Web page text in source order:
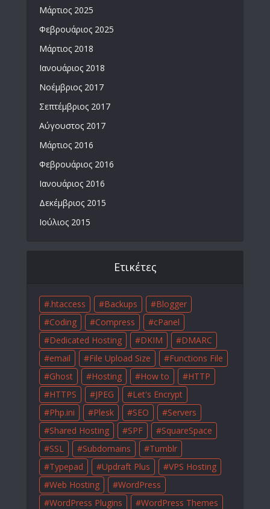
Μάρτιος 2025
Φεβρουάριος 2025
Μάρτιος 2018
Ιανουάριος 2018
Νοέμβριος 2017
Σεπτέμβριος 2017
Αύγουστος 2017
Μάρτιος 2016
Φεβρουάριος 2016
Ιανουάριος 2016
Δεκέμβριος 2015
Ιούλιος 2015
Ετικέτες
.htaccess Backups
Blogger
Coding
Compress
cPanel
Dedicated Hosting
DKIM
DMARC
email
File Upload Size
Functions File
Ghost
Hosting How to
HTTP
HTTPS
JPEG
Let's Encrypt
Php.ini
Plesk SEO
Servers
Shared Hosting
SPF
SquareSpace
SSL
Subdomains
Tumblr
Typepad
Updraft Plus
VPS Hosting
Web Hosting
WordPress
WordPress Plugins
WordPress Themes